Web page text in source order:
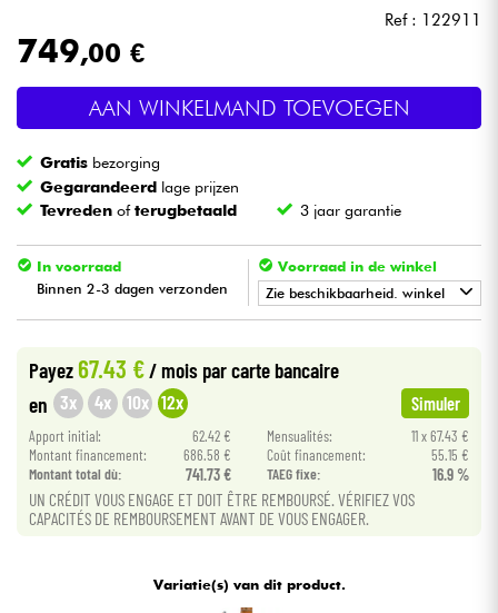
Licht
Blaasinstrument
Viool & Quatuor
Kinderen
Kabels & toebehoren
HiFi
Sets
Ref : 122911
749,00 €
AAN WINKELMAND TOEVOEGEN
Gratis bezorging
Gegarandeerd lage prijzen
Tevreden ofterugbetaald 3 jaar garantie
In voorraad
Binnen 2-3 dagen verzonden
Voorraad in de winkel
Zie beschikbaarheid. winkel
• TOULOUSE
Payez67.43 € / mois par carte bancaire
en 3x 4x 10x 12x Simuler
Apport initial: 62.42 € Mensualités:
11 x 67.43 €
Montant financement:
686.58 € Coût financement:
55.15 €
Montant total dù:
741.73 € TAEG fixe: 16.9 %
UN CRÉDIT VOUS ENGAGE ET DOIT ÊTRE REMBOURSÉ. VÉRIFIEZ VOS
CAPACITÉS DE REMBOURSEMENT AVANT DE VOUS ENGAGER.
Variatie(s) van dit product.